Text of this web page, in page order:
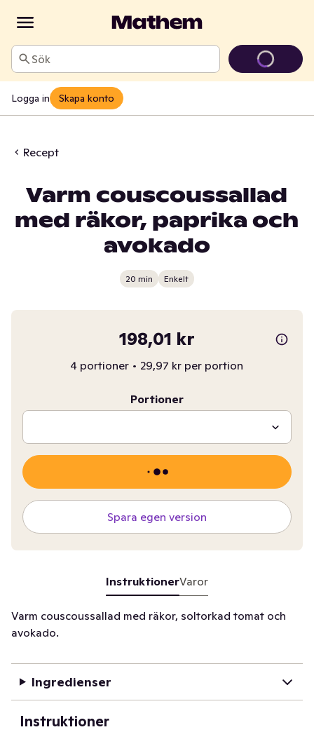
Sök
Logga in Skapa konto
Recept
Varm couscoussallad
med räkor, paprika och
avokado
20 min Enkelt
198,01 kr
4 portioner • 29,97 kr per portion
Portioner
Spara egen version
InstruktionerVaror
Varm couscoussallad med räkor, soltorkad tomat och
avokado.
Ingredienser
Instruktioner